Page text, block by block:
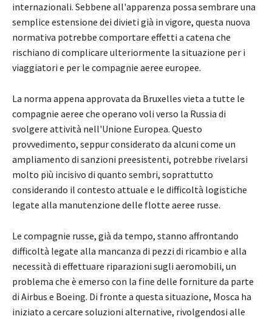
internazionali. Sebbene all'apparenza possa sembrare una
semplice estensione dei divieti già in vigore, questa nuova
normativa potrebbe comportare effetti a catena che
rischiano di complicare ulteriormente la situazione per i
viaggiatori e per le compagnie aeree europee.
La norma appena approvata da Bruxelles vieta a tutte le
compagnie aeree che operano voli verso la Russia di
svolgere attività nell'Unione Europea. Questo
provvedimento, seppur considerato da alcuni come un
ampliamento di sanzioni preesistenti, potrebbe rivelarsi
molto più incisivo di quanto sembri, soprattutto
considerando il contesto attuale e le difficoltà logistiche
legate alla manutenzione delle flotte aeree russe.
Le compagnie russe, già da tempo, stanno affrontando
difficoltà legate alla mancanza di pezzi di ricambio e alla
necessità di effettuare riparazioni sugli aeromobili, un
problema che è emerso con la fine delle forniture da parte
di Airbus e Boeing. Di fronte a questa situazione, Mosca ha
iniziato a cercare soluzioni alternative, rivolgendosi alle